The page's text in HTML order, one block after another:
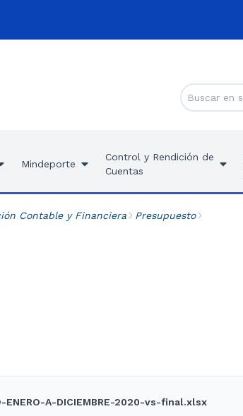
Mindeporte
Control y Rendición de
Cuentas
Contable y Financiera
Presupuesto
ENERO-A-DICIEMBRE-2020-vs-final.xlsx